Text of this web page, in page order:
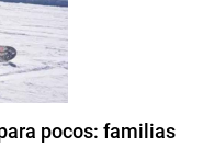
pocos: familias